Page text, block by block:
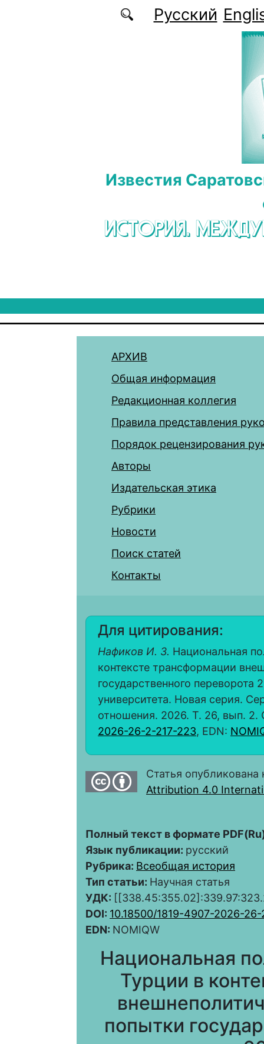
Перейти к основному содержаниюРусский
Известия
ИСТОРИЯ.
АРХИВ
Общая информация
Редакционная коллегия
Правила представления
Порядок рецензирования
Авторы
Издательская этика
Рубрики
Новости
Поиск статей
Контакты
Для цитирования:
Нафиков И. З. Национальная
контексте трансформации
государственного переворота
университета. Новая серия.
отношения. 2026. Т. 26, вып. 2.
2026-26-2-217-223, EDN:
Статья
Attribution 4.0
Полный текст в формате
Язык публикации: русский
Рубрика: Всеобщая история
Тип статьи: Научная статья
УДК:
DOI: 10.18500/1819-4907-2026-
EDN: NOMIQW
Национальная
Турции в
попытки